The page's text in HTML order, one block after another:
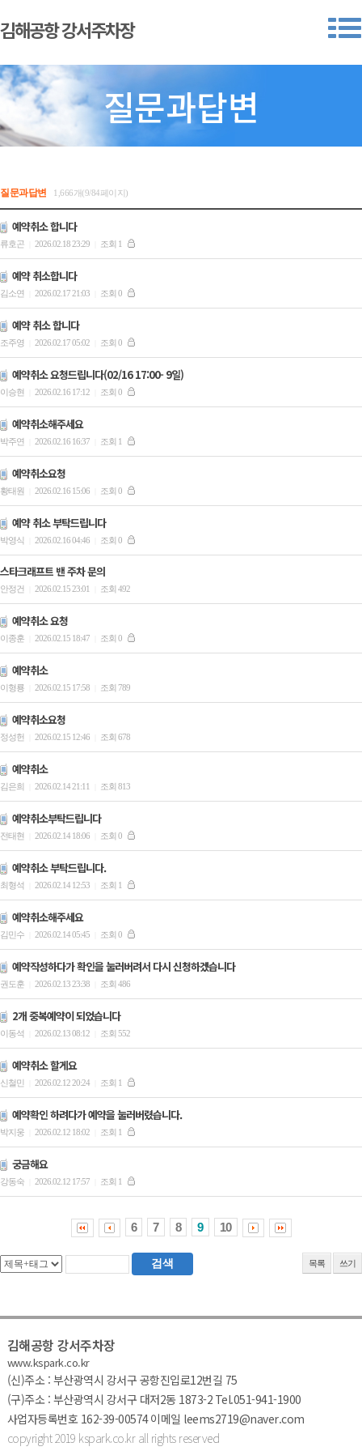
김해공항 강서주차장
질문과답변
질문과답변 1,666개(9/84페이지)
예약취소 합니다
류호곤 2026.02.18 23:29 조회 1
예약 취소합니다
김소연 2026.02.17 21:03 조회 0
예약 취소 합니다
조주영 2026.02.17 05:02 조회 0
예약취소 요청드립니다(02/16 17:00- 9일)
이승현 2026.02.16 17:12 조회 0
예약취소해주세요
박주연 2026.02.16 16:37 조회 1
예약취소요청
황태원 2026.02.16 15:06 조회 0
예약 취소 부탁드립니다
박영식 2026.02.16 04:46 조회 0
스타크래프트 밴 주차 문의
안정건 2026.02.15 23:01 조회 492
예약취소 요청
이종훈 2026.02.15 18:47 조회 0
예약취소
이형룡 2026.02.15 17:58 조회 789
예약취소요청
정성헌 2026.02.15 12:46 조회 678
예약취소
김은희 2026.02.14 21:11 조회 813
예약취소부탁드립니다
전태현 2026.02.14 18:06 조회 0
예약취소 부탁드립니다.
최형석 2026.02.14 12:53 조회 1
예약취소해주세요
김민수 2026.02.14 05:45 조회 0
예약작성하다가 확인을 눌러버려서 다시 신청하겠습니다
권도훈 2026.02.13 23:38 조회 486
2개 중복예약이 되었습니다
이동석 2026.02.13 08:12 조회 552
예약취소 할게요
신철민 2026.02.12 20:24 조회 1
예약확인 하려다가 예약을 눌러버렸습니다.
박지웅 2026.02.12 18:02 조회 1
궁금해요
강동숙 2026.02.12 17:57 조회 1
6 7 8 9 10
목록 쓰기
김해공항 강서주차장
www.kspark.co.kr
(신)주소 : 부산광역시 강서구 공항진입로12번길 75
(구)주소 : 부산광역시 강서구 대저2동 1873-2 Tel.051-941-1900
사업자등록번호 162-39-00574이메일 leems2719@naver.com
copyright 2019 kspark.co.kr all rights reserved